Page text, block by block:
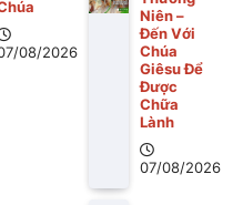
08/2026
Niên –
Đến Với
Chúa
Giêsu Để
Được
Chữa
Lành
07/08/2026